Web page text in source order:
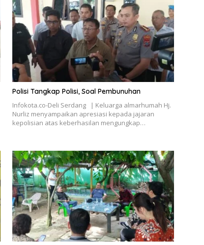
Polisi Tangkap Polisi, Soal Pembunuhan
Infokota.co-Deli Serdang | Keluarga almarhumah Hj.
Nurliz menyampaikan apresiasi kepada jajaran
kepolisian atas keberhasilan mengungkap…